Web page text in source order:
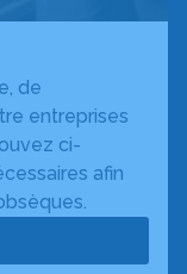
de
entreprises
ci-
afin